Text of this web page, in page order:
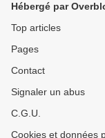
Hébergé par
Top articles
Pages
Contact
Signaler un abus
C.G.U.
Cookies et données